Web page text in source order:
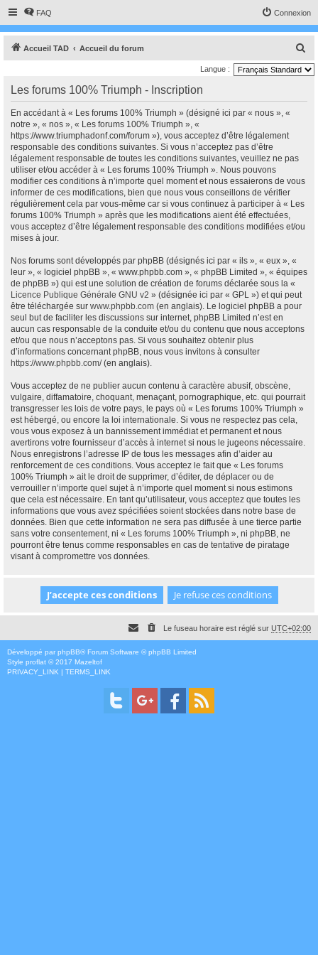
FAQ Connexion
Accueil TAD Accueil du forum
e
Langue :
Les forums 100% Triumph - Inscription
En accédant à « Les forums 100% Triumph » (désigné ici par « nous », «
notre », « nos », « Les forums 100% Triumph », «
https://www.triumphadonf.com/forum »), vous acceptez d’être légalement
responsable des conditions suivantes. Si vous n’acceptez pas d’être
légalement responsable de toutes les conditions suivantes, veuillez ne pas
utiliser et/ou accéder à « Les forums 100% Triumph ». Nous pouvons
modifier ces conditions à n’importe quel moment et nous essaierons de vous
informer de ces modifications, bien que nous vous conseillons de vérifier
régulièrement cela par vous-même car si vous continuez à participer à « Les
forums 100% Triumph » après que les modifications aient été effectuées,
vous acceptez d’être légalement responsable des conditions modifiées et/ou
mises à jour.
Nos forums sont développés par phpBB (désignés ici par « ils », « eux », «
leur », « logiciel phpBB », « www.phpbb.com », « phpBB Limited », « équipes
de phpBB ») qui est une solution de création de forums déclarée sous la «
Licence Publique Générale GNU v2 » (désignée ici par « GPL ») et qui peut
être téléchargée sur www.phpbb.com (en anglais). Le logiciel phpBB a pour
seul but de faciliter les discussions sur internet, phpBB Limited n’est en
aucun cas responsable de la conduite et/ou du contenu que nous acceptons
et/ou que nous n’acceptons pas. Si vous souhaitez obtenir plus
d’informations concernant phpBB, nous vous invitons à consulter
https://www.phpbb.com/(en anglais).
Vous acceptez de ne publier aucun contenu à caractère abusif, obscène,
vulgaire, diffamatoire, choquant, menaçant, pornographique, etc. qui pourrait
transgresser les lois de votre pays, le pays où « Les forums 100% Triumph »
est hébergé, ou encore la loi internationale. Si vous ne respectez pas cela,
vous vous exposez à un bannissement immédiat et permanent et nous
avertirons votre fournisseur d’accès à internet si nous le jugeons nécessaire.
Nous enregistrons l’adresse IP de tous les messages afin d’aider au
renforcement de ces conditions. Vous acceptez le fait que « Les forums
100% Triumph » ait le droit de supprimer, d’éditer, de déplacer ou de
verrouiller n’importe quel sujet à n’importe quel moment si nous estimons
que cela est nécessaire. En tant qu’utilisateur, vous acceptez que toutes les
informations que vous avez spécifiées soient stockées dans notre base de
données. Bien que cette information ne sera pas diffusée à une tierce partie
sans votre consentement, ni « Les forums 100% Triumph », ni phpBB, ne
pourront être tenus comme responsables en cas de tentative de piratage
visant à compromettre vos données.
Le fuseau horaire est réglé sur UTC+02:00
Développé par phpBB® Forum Software © phpBB Limited
Style proflat © 2017 Mazeltof
PRIVACY_LINK | TERMS_LINK